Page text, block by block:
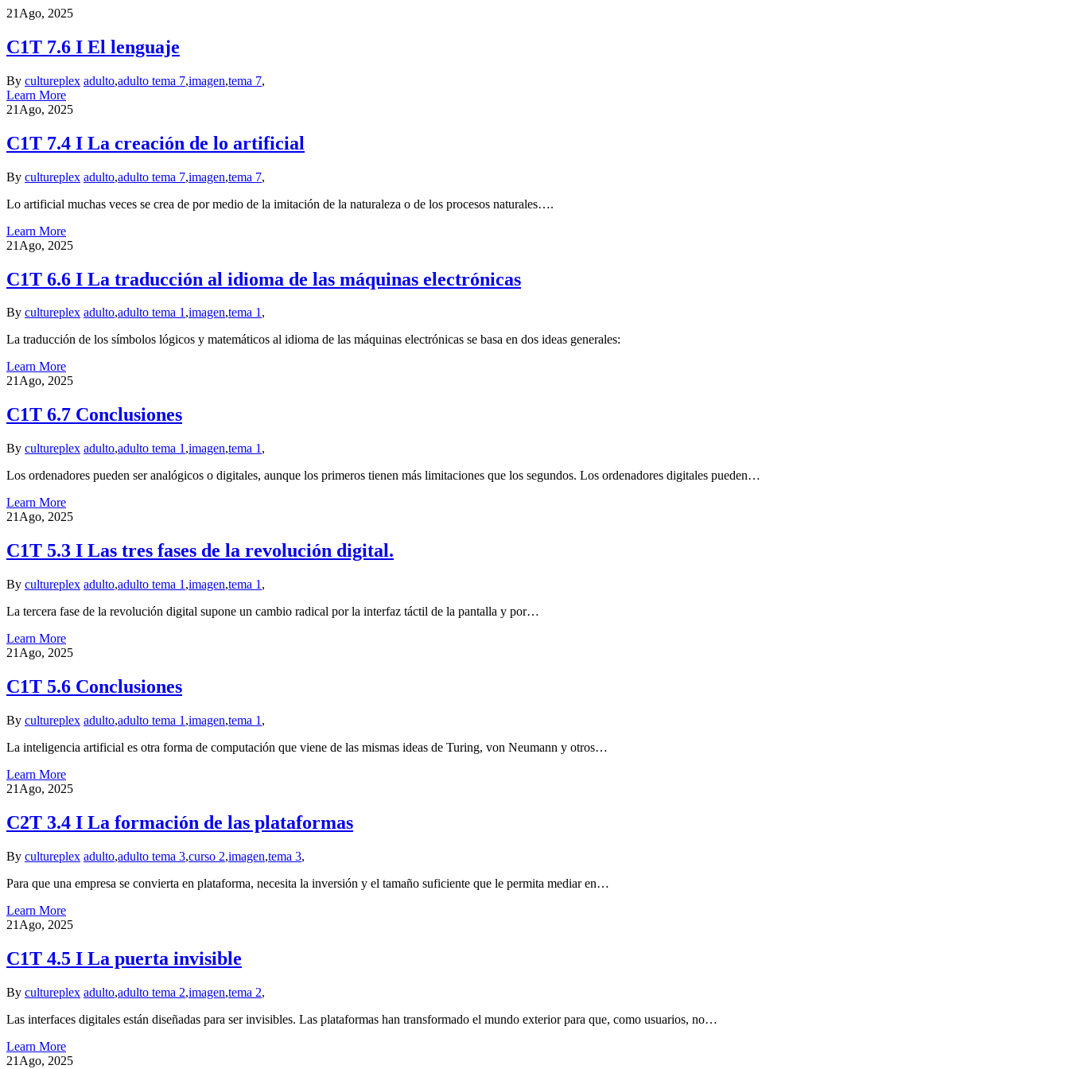
21 Ago, 2025
C1T 7.6 I El lenguaje
By cultureplex adulto,adulto tema 7,imagen,tema 7,
Learn More
21 Ago, 2025
C1T 7.4 I La creación de lo artificial
By cultureplex adulto,adulto tema 7,imagen,tema 7,
Lo artificial muchas veces se crea de por medio de la imitación de la naturaleza o de los procesos naturales….
Learn More
21 Ago, 2025
C1T 6.6 I La traducción al idioma de las máquinas electrónicas
By cultureplex adulto,adulto tema 1,imagen,tema 1,
La traducción de los símbolos lógicos y matemáticos al idioma de las máquinas electrónicas se basa en dos ideas generales:
Learn More
21Ago, 2025
C1T 6.7 Conclusiones
By cultureplex adulto,adulto tema 1 ,imagen,tema 1 ,
Los ordenadores pueden ser analógicos o digitales, aunque los primeros tienen más limitaciones que los segundos. Los ordenadores digitales pueden…
Learn More
21 Ago, 2025
C1T 5.3 I Las tres fases de la revolución digital.
By cultureplex adulto,adulto tema 1 ,imagen,tema 1 ,
La tercera fase de la revolución digital supone un cambio radical por la interfaz táctil de la pantalla y por…
Learn More
21 Ago, 2025
C1T 5.6 Conclusiones
By cultureplex adulto,adulto tema 1 ,imagen,tema 1 ,
La inteligencia artificial es otra forma de computación que viene de las mismas ideas de Turing, von Neumann y otros…
Learn More
21 Ago, 2025
C2T 3.4 I La formación de las plataformas
By cultureplex adulto,adulto tema 3,curso 2,imagen,tema 3,
Para que una empresa se convierta en plataforma, necesita la inversión y el tamaño suficiente que le permita mediar en…
Learn More
21 Ago, 2025
C1T 4.5 I La puerta invisible
By cultureplex adulto,adulto tema 2,imagen,tema 2,
Las interfaces digitales están diseñadas para ser invisibles. Las plataformas han transformado el mundo exterior para que, como usuarios, no…
Learn More
21 Ago, 2025